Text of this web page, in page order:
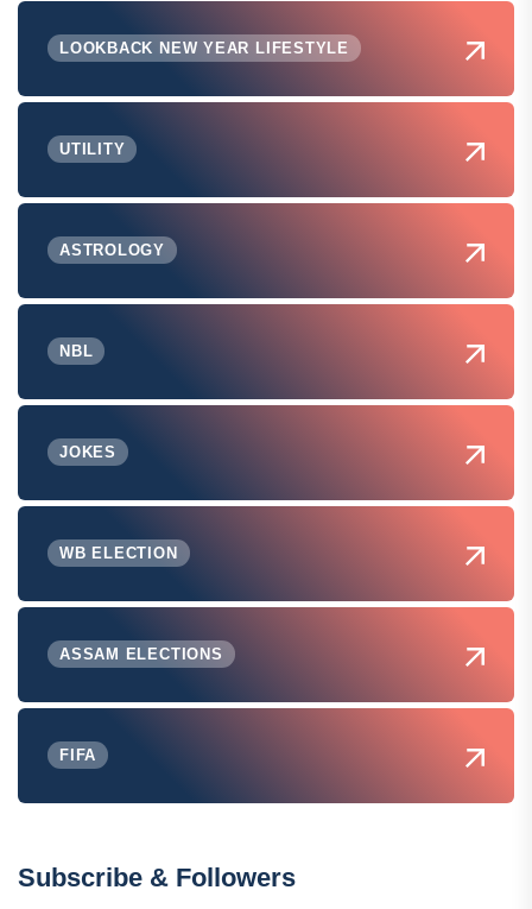
LOOKBACK NEW YEAR LIFESTYLE
UTILITY
ASTROLOGY
NBL
JOKES
WB ELECTION
ASSAM ELECTIONS
FIFA
Subscribe & Followers